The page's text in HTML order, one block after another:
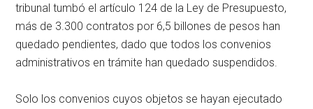
tribunal tumbó el artículo 124 de la Ley de Presupuesto,
más de 3.300 contratos por 6,5 billones de pesos han
quedado pendientes, dado que todos los convenios
administrativos en trámite han quedado suspendidos.
Solo los convenios cuyos objetos se hayan ejecutado